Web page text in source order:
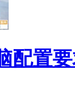
配置